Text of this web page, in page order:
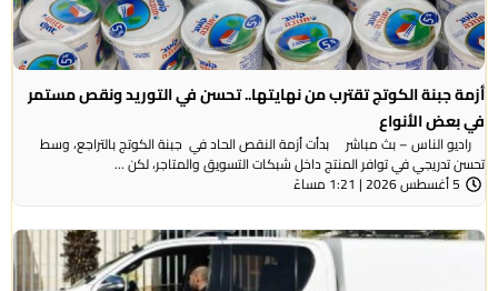
أزمة جبنة الكوتج تقترب من نهايتها.. تحسن في التوريد ونقص مستمر
في بعض الأنواع
راديو الناس – بث مباشر بدأت أزمة النقص الحاد في جبنة الكوتج بالتراجع، وسط
تحسن تدريجي في توافر المنتج داخل شبكات التسويق والمتاجر، لكن ...
5 أغسطس 2026 | 1:21 مساءً